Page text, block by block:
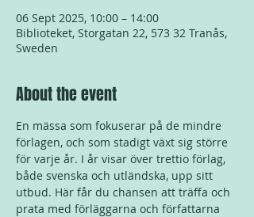
06 Sept 2025, 10:00 – 14:00
Biblioteket, Storgatan 22, 573 32 Tranås,
Sweden
About the event
En mässa som fokuserar på de mindre
förlagen, och som stadigt växt sig större
för varje år. I år visar över trettio förlag,
både svenska och utländska, upp sitt
utbud. Här får du chansen att träffa och
prata med förläggarna och författarna